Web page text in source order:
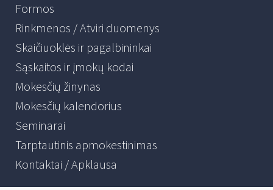
Formos
Rinkmenos / Atviri duomenys
Skaičiuoklės ir pagalbininkai
Sąskaitos ir įmokų kodai
Mokesčių žinynas
Mokesčių kalendorius
Seminarai
Tarptautinis apmokestinimas
Kontaktai / Apklausa